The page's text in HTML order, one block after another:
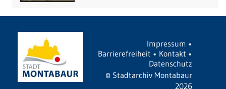
Impressum •
Barrierefreiheit • Kontakt •
Datenschutz
© Stadtarchiv Montabaur
2026